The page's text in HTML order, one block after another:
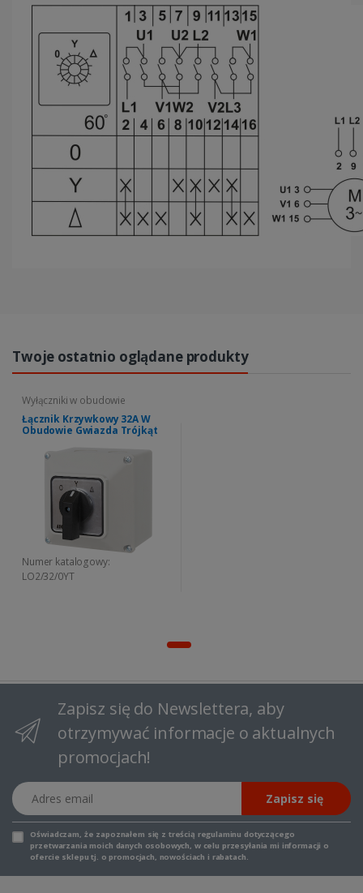
Twoje ostatnio oglądane produkty
Wyłączniki w obudowie
Łącznik Krzywkowy 32A W
Obudowie Gwiazda Trójkąt
Numer katalogowy:
LO2/32/0YT
Zapisz się do Newslettera, aby
otrzymywać informacje o aktualnych
promocjach!
Adres email
Zapisz się
Oświadczam, że zapoznałem się z treścią regulaminu dotyczącego
przetwarzania moich danych osobowych, w celu przesyłania mi informacji o
ofercie sklepu tj. o promocjach, nowościach i rabatach.